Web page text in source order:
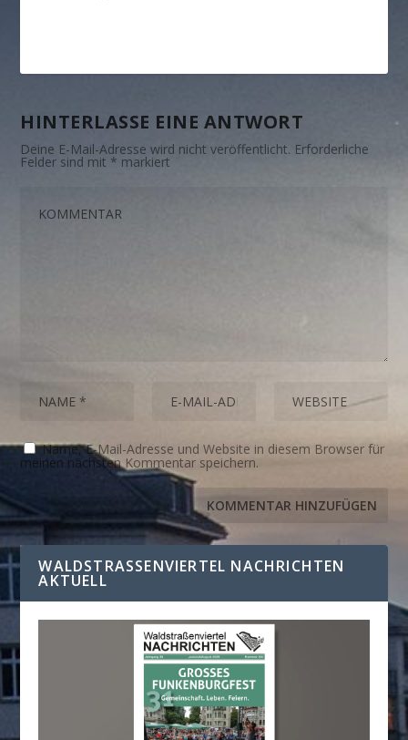
HINTERLASSE EINE ANTWORT
Deine E-Mail-Adresse wird nicht veröffentlicht. Erforderliche
Felder sind mit * markiert
Name, E-Mail-Adresse und Website in diesem Browser für
meinen nächsten Kommentar speichern.
WALDSTRASSENVIERTEL NACHRICHTEN A
KTUELL